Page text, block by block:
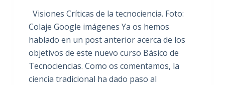
Visiones Críticas de la tecnociencia. Foto:
Colaje Google imágenes Ya os hemos
hablado en un post anterior acerca de los
objetivos de este nuevo curso Básico de
Tecnociencias. Como os comentamos, la
ciencia tradicional ha dado paso al